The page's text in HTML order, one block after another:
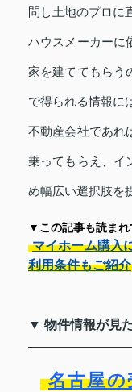
問し土地のプロに
ハウスメーカーに
家を建ててもらう
で得られる情報に
不動産会社であれ
乗ってもらえ、イ
め幅広い選択肢を
▼この記事も読まれ
マイホーム購入
利用条件もご紹介
▼ 物件情報が見
名古屋